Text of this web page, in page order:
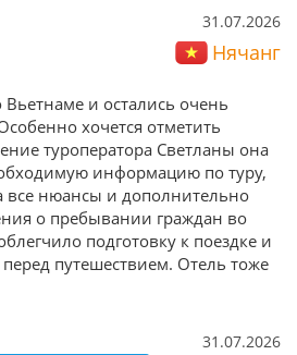
31.07.2026
Нячанг
и остались очень
хочется отметить
туроператора Светланы она
информацию по туру,
все нюансы и дополнительно
о пребывании граждан во
подготовку к поездке и
путешествием. Отель тоже
31.07.2026